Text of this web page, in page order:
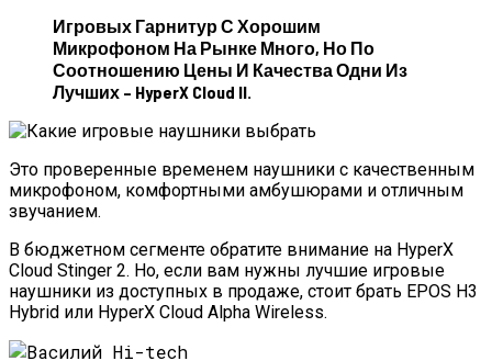
Игровых Гарнитур С Хорошим
Микрофоном На Рынке Много, Но По
Соотношению Цены И Качества Одни Из
Лучших – HyperX Cloud II.
Это проверенные временем наушники с качественным
микрофоном, комфортными амбушюрами и отличным
звучанием.
В бюджетном сегменте обратите внимание на HyperX
Cloud Stinger 2. Но, если вам нужны лучшие игровые
наушники из доступных в продаже, стоит брать EPOS H3
Hybrid или HyperX Cloud Alpha Wireless.